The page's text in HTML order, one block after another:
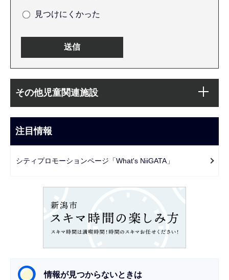
見つけにくかった
文
こ
ま
で
ビ
ー
その他児童関連施設
注目情報
シティプロモーションページ「What's NiiGATA」
情報が見つからないときは